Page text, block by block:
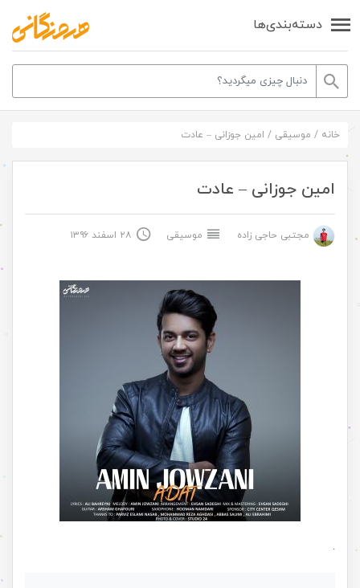
دسته‌بندی‌ها
خانه / موسیقی / امین جوزانی – عادت
امین جوزانی – عادت
مجتبی حاجی زاده موسیقی ۲۸ اسفند ۱۳۹۶
.